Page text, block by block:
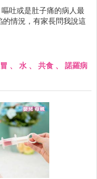
吐或是肚子痛的病人最
的情況，有家長問我說這
、 水 、 共食 、 諾羅病